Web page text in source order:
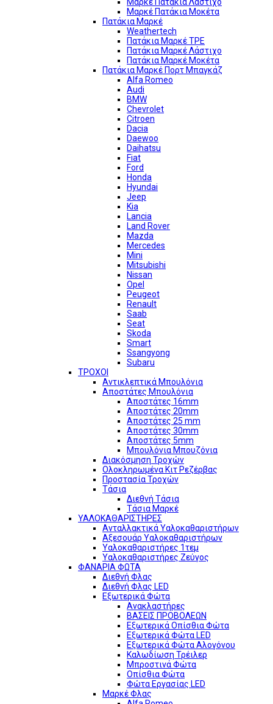
Μαρκέ Πατάκια Μοκέτα
Πατάκια Μαρκέ
Weathertech
Πατάκια Μαρκέ TPE
Πατάκια Μαρκέ Λάστιχο
Πατάκια Μαρκέ Μοκέτα
Πατάκια Μαρκέ Πορτ Μπαγκάζ
Alfa Romeo
Audi
BMW
Chevrolet
Citroen
Dacia
Daewoo
Daihatsu
Fiat
Ford
Honda
Hyundai
Jeep
Kia
Lancia
Land Rover
Mazda
Mercedes
Mini
Mitsubishi
Nissan
Opel
Peugeot
Renault
Saab
Seat
Skoda
Smart
Ssangyong
Subaru
ΤΡΟΧΟΙ
Αντικλεπτικά Μπουλόνια
Αποστάτες Μπουλόνια
Αποστάτες 16mm
Αποστάτες 20mm
Αποστάτες 25 mm
Αποστάτες 30mm
Αποστάτες 5mm
Μπουλόνια Μπουζόνια
Διακόσμηση Τροχών
Ολοκληρωμένα Κιτ Ρεζέρβας
Προστασία Τροχών
Τάσια
Διεθνή Τάσια
Τάσια Μαρκέ
ΥΑΛΟΚΑΘΑΡΙΣΤΗΡΕΣ
Ανταλλακτικά Υαλοκαθαριστήρων
Αξεσουάρ Υαλοκαθαριστήρων
Υαλοκαθαριστήρες 1τεμ
Υαλοκαθαριστήρες Ζεύγος
ΦΑΝΑΡΙΑ ΦΩΤΑ
Διεθνή Φλας
Διεθνή Φλας LED
Εξωτερικά Φώτα
Ανακλαστήρες
ΒΑΣΕΙΣ ΠΡΟΒΟΛΕΩΝ
Εξωτερικά Οπίσθια Φώτα
Εξωτερικά Φώτα LED
Εξωτερικά Φώτα Αλογόνου
Καλωδίωση Τρέιλερ
Μπροστινά Φώτα
Οπίσθια Φώτα
Φώτα Εργασίας LED
Μαρκέ Φλας